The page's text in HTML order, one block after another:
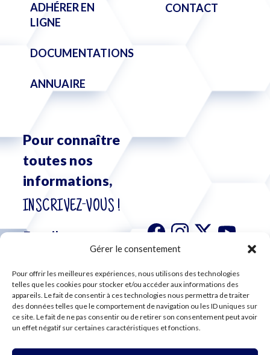
Gérer le consentement
Pour offrir les meilleures expériences, nous utilisons des technologies
telles que les cookies pour stocker et/ou accéder aux informations des
appareils. Le fait de consentir à ces technologies nous permettra de traiter
des données telles que le comportement de navigation ou les ID uniques sur
ce site. Le fait de ne pas consentir ou de retirer son consentement peut avoir
un effet négatif sur certaines caractéristiques et fonctions.
ADHÉRER EN
LIGNE
DOCUMENTATIONS
ANNUAIRE
CONTACT
Pour connaître
toutes nos
informations,
INSCRIVEZ-VOUS !
S'abonner à
notre
newsletter